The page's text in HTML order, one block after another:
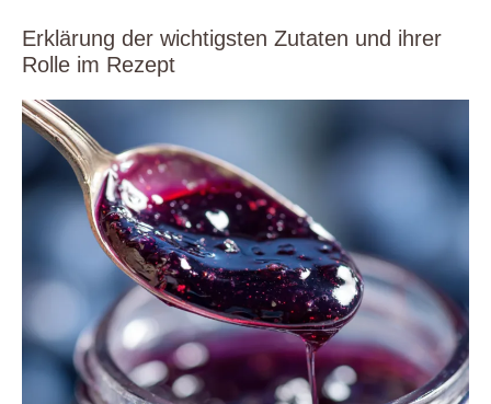
Erklärung der wichtigsten Zutaten und ihrer
Rolle im Rezept